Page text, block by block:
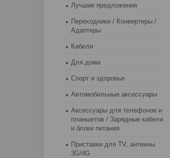
Лучшие предложения
Переходники / Конвертеры /
Адаптеры
Кабели
Для дома
Спорт и здоровье
Автомобильные аксессуары
Аксессуары для телефонов и
планшетов / Зарядные кабели
и блоки питания
Приставки для TV, антенны
3G/4G